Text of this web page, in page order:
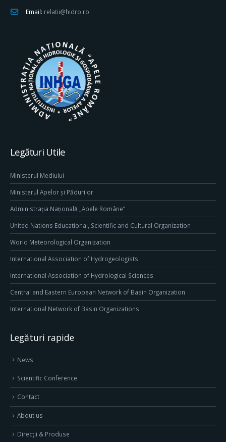
Email: relatii@hidro.ro
Legături Utile
Ministerul Mediului
Ministerul Apelor și Pădurilor
Administrația Națională „Apele Române”
United Nations Educational, Scientific and Cultural Organization
World Meteorological Organization
International Association of Hydrogeologists
International Association of Hydrological Sciences
Central and Eastern European Network of Basin Organization
International Network of Basin Organizations
Legături rapide
News
Scientific Conference
Contact
About us
Direcţii & Produse